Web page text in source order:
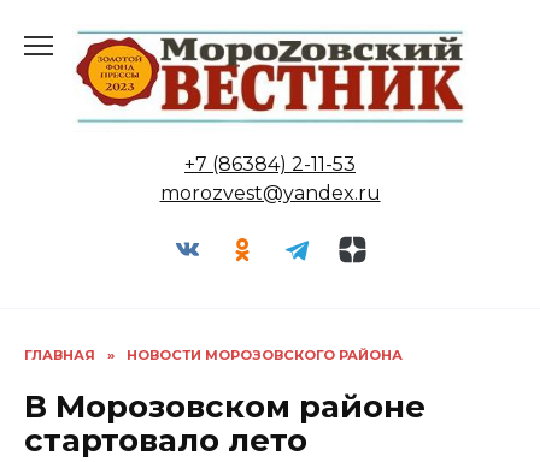
содержанию
+7 (86384) 2-11-53
morozvest@yandex.ru
ГЛАВНАЯ » НОВОСТИ МОРОЗОВСКОГО РАЙОНА
В Морозовском районе
стартовало лето